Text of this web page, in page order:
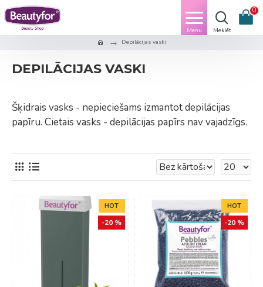
0
Depilācijas vaski
DEPILĀCIJAS VASKI
Šķidrais vasks - nepieciešams izmantot depilācijas
papīru. Cietais vasks - depilācijas papīrs nav vajadzīgs.
HOT
-20 %
HOT
-20 %